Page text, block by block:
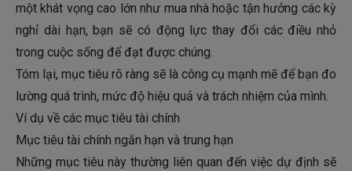
một khát vọng cao lớn như mua nhà hoặc tận hưởng các kỳ
nghỉ dài hạn, bạn sẽ có động lực thay đổi các điều nhỏ
trong cuộc sống để đạt được chúng.
Tóm lại, mục tiêu rõ ràng sẽ là công cụ mạnh mẽ để bạn đo
lường quá trình, mức độ hiệu quả và trách nhiệm của mình.
Ví dụ về các mục tiêu tài chính
Mục tiêu tài chính ngắn hạn và trung hạn
Những mục tiêu này thường liên quan đến việc dự định sẽ